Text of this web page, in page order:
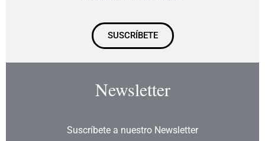
SUSCRÍBETE
Newsletter
Suscríbete a nuestro Newsletter